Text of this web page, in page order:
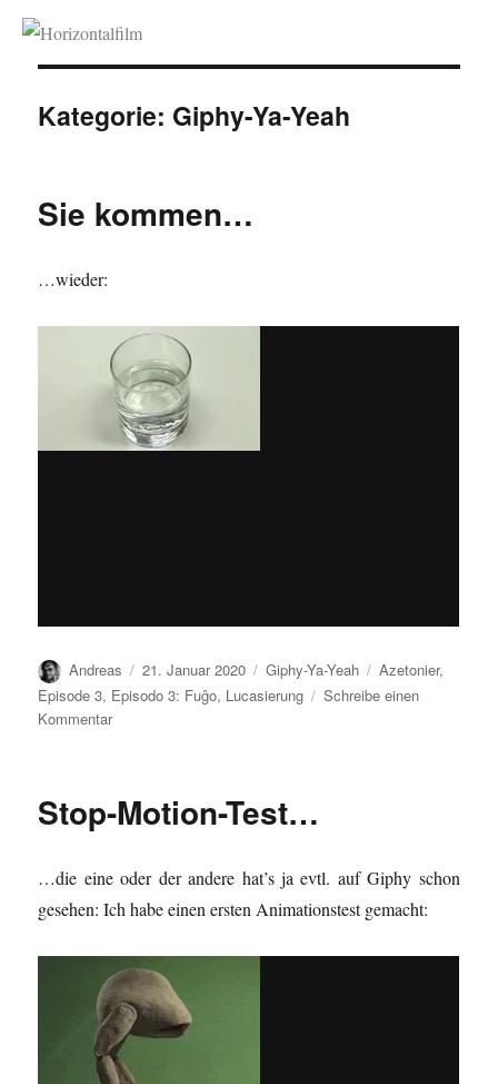
Horizontalfilm
Kategorie: Giphy-Ya-Yeah
Sie kommen…
…wieder:
Autor
Andreas
Veröffentlicht
am
21. Januar 2020 Kategorien
Giphy-Ya-Yeah Schlagwörter
Azetonier,
Episode 3, Episodo 3: Fuĝo, Lucasierung
Schreibe einen
Kommentarzu
Stop-Motion-Test…
…die eine oder der andere hat’s ja evtl. auf Giphy schon
gesehen: Ich habe einen ersten Animationstest gemacht: